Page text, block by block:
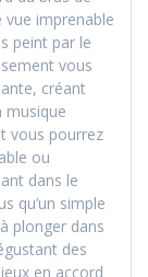
vue imprenable
peint par le
vous
créant
musique
vous pourrez
ou
dans le
qu’un simple
plonger dans
des
en accord